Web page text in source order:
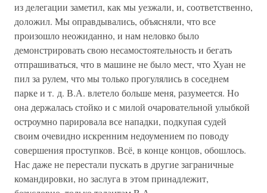
из делегации заметил, как мы уезжали, и, соответственно,
доложил. Мы оправдывались, объясняли, что все
произошло неожиданно, и нам неловко было
демонстрировать свою несамостоятельность и бегать
отпрашиваться, что в машине не было мест, что Хуан не
пил за рулем, что мы только прогулялись в соседнем
парке и т. д. В.А. влетело больше меня, разумеется. Но
она держалась стойко и с милой очаровательной улыбкой
остроумно парировала все нападки, подкупая судей
своим очевидно искренним недоумением по поводу
совершения проступков. Всё, в конце концов, обошлось.
Нас даже не перестали пускать в другие заграничные
командировки, но заслуга в этом принадлежит,